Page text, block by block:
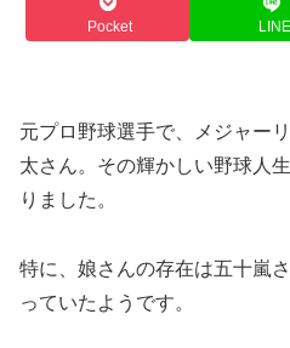
Pocket LINE
元プロ野球選手で、メジャー
太さん。その輝かしい野球人
りました。
特に、娘さんの存在は五十嵐
っていたようです。